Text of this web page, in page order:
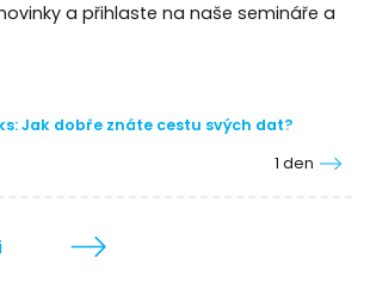
a přihlaste na naše semináře a
Jak dobře znáte cestu svých dat?
1 den